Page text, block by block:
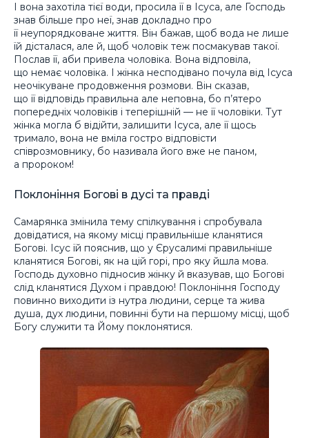
І вона захотіла тієї води, просила її в Ісуса, але Господь
знав більше про неї, знав докладно про
її неупорядковане життя. Він бажав, щоб вода не лише
їй дісталася, але й, щоб чоловік теж посмакував такої.
Послав її, аби привела чоловіка. Вона відповіла,
що немає чоловіка. І жінка несподівано почула від Ісуса
неочікуване продовження розмови. Він сказав,
що її відповідь правильна але неповна, бо п’ятеро
попередніх чоловіків і теперішній — не її чоловіки. Тут
жінка могла б відійти, залишити Ісуса, але її щось
тримало, вона не вміла гостро відповісти
співрозмовнику, бо називала його вже не паном,
а пророком!
Поклоніння Богові в дусі та правді
Самарянка змінила тему спілкування і спробувала
довідатися, на якому місці правильніше кланятися
Богові. Ісус їй пояснив, що у Єрусалимі правильніше
кланятися Богові, як на цій горі, про яку йшла мова.
Господь духовно підносив жінку й вказував, що Богові
слід кланятися Духом і правдою! Поклоніння Господу
повинно виходити із нутра людини, серце та жива
душа, дух людини, повинні бути на першому місці, щоб
Богу служити та Йому поклонятися.